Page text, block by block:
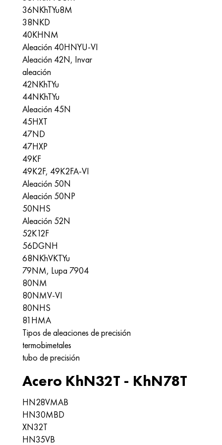
36NKhTYu8M
38NKD
40KHNM
Aleación 40HNYU-VI
Aleación 42N, Invar
aleación
42NKhTYu
44NKhTYu
Aleación 45N
45НХТ
47ND
47НХР
49KF
49K2F, 49K2FA-VI
Aleación 50N
Aleación 50NP
50NHS
Aleación 52N
52K12F
56DGNH
68NKhVKTYu
79NM, Lupa 7904
80NM
80NMV-VI
80NHS
81HMA
Tipos de aleaciones de precisión
termobimetales
tubo de precisión
Acero KhN32T - KhN78T
HN28VMAB
HN30MBD
XN32T
HN35VB
Hastelloy C-276
Hastelloy C2000
Hastelloy 3
Hastelloy x
udimet 500
udimet 720
40XFA, 1.7223, AISI 4142
45X, 45h, 1.7035
45HN2MFA, k2425, 45hnmf
A40G, 44smn28, 1.0762, 46s20